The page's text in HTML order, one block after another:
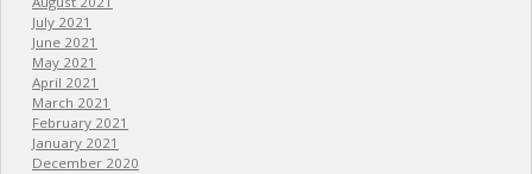
July 2021
June 2021
May 2021
April 2021
March 2021
February 2021
January 2021
December 2020